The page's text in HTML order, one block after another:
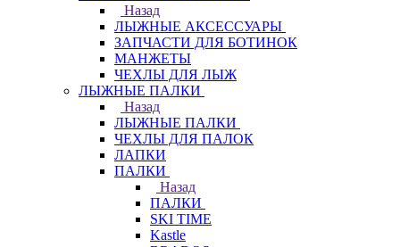
Назад
ЛЫЖНЫЕ АКСЕССУАРЫ
ЗАПЧАСТИ ДЛЯ БОТИНОК
МАНЖЕТЫ
ЧЕХЛЫ ДЛЯ ЛЫЖ
ЛЫЖНЫЕ ПАЛКИ
Назад
ЛЫЖНЫЕ ПАЛКИ
ЧЕХЛЫ ДЛЯ ПАЛОК
ЛАПКИ
ПАЛКИ
Назад
ПАЛКИ
SKI TIME
Kastle